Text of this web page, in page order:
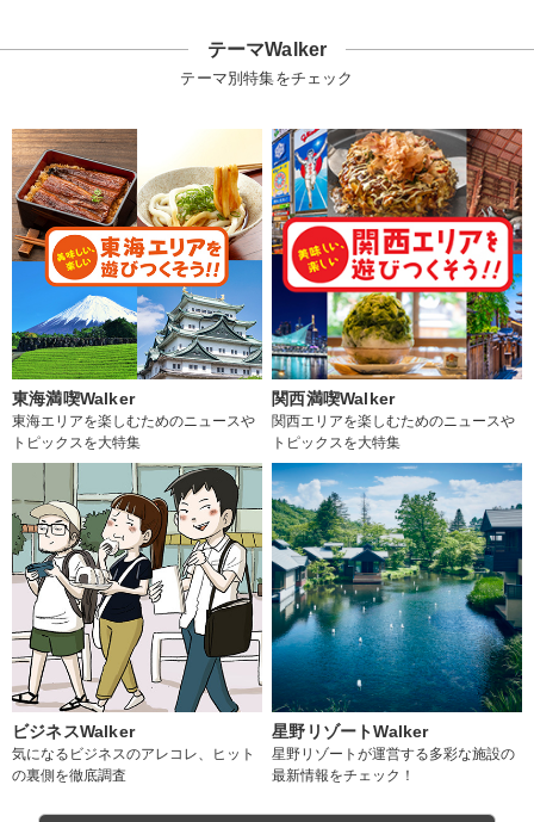
テーマWalker
テーマ別特集をチェック
東海満喫Walker
東海エリアを楽しむためのニュースや
トピックスを大特集
関西満喫Walker
関西エリアを楽しむためのニュースや
トピックスを大特集
ビジネスWalker
気になるビジネスのアレコレ、ヒット
の裏側を徹底調査
星野リゾートWalker
星野リゾートが運営する多彩な施設の
最新情報をチェック！